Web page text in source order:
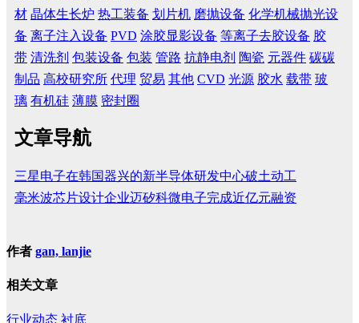
材 晶体生长炉 热工装备 划片机 磨抛设备 化学机械抛光设
备 离子注入设备 PVD 涂胶显影设备 等离子去胶设备 胶
带 清洗剂 包装设备 包装 管路 抗静电剂 陶瓷 元器件 碳碳
制品 高校研究所 代理 贸易 其他 CVD 光源 胶水 载带 玻
璃 有机硅 薄膜 密封圈
文章导航
三星电子在韩国器兴的新半导体研发中心破土动工
毫米波芯片设计企业迈矽科微电子完成近亿元融资
作者 gan, lanjie
相关文章
行业动态 衬底